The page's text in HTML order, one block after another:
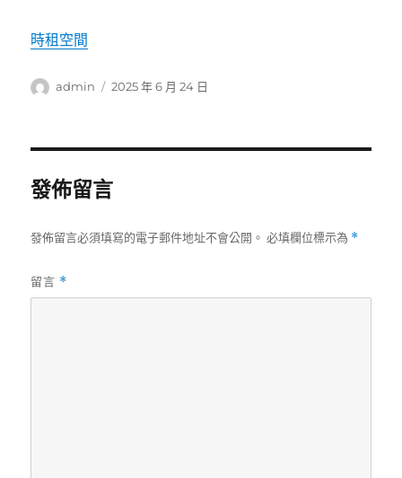
時租空間
作
admin
發
2025 年 6 月 24 日
發佈留言
發佈留言必須填寫的電子郵件地址不會公開。 必填欄位標示為 *
留言 *